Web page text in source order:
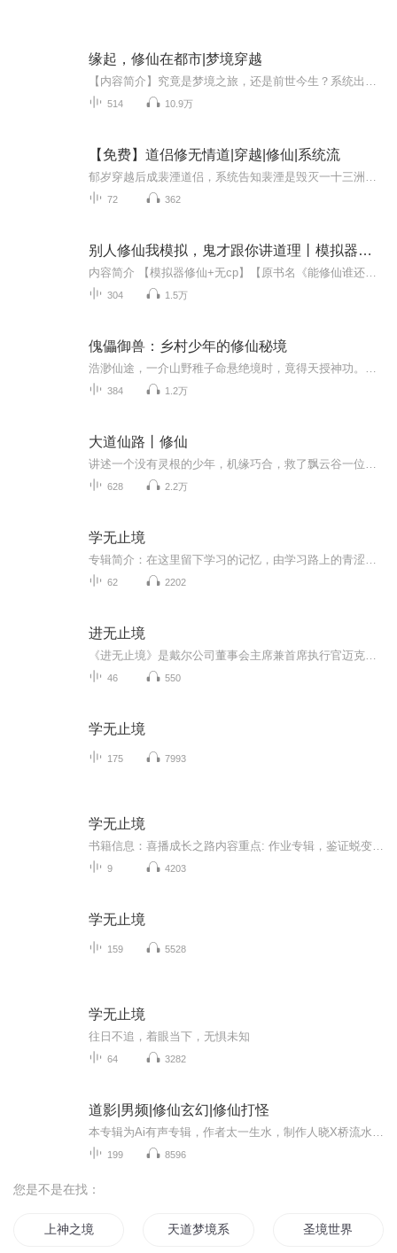
缘起，修仙在都市|梦境穿越
514 10.9万
【免费】道侣修无情道|穿越|修仙|系统流
72 362
别人修仙我模拟，鬼才跟你讲道理丨模拟器修仙丨无CP
304 1.5万
傀儡御兽：乡村少年的修仙秘境
384 1.2万
大道仙路丨修仙
628 2.2万
学无止境
62 2202
进无止境
46 550
学无止境
175 7993
学无止境
9 4203
学无止境
159 5528
学无止境
往日不追，着眼当下，无惧未知
64 3282
道影|男频|修仙玄幻|修仙打怪
199 8596
您是不是在找：
上神之境 天道梦境系统 圣境世界